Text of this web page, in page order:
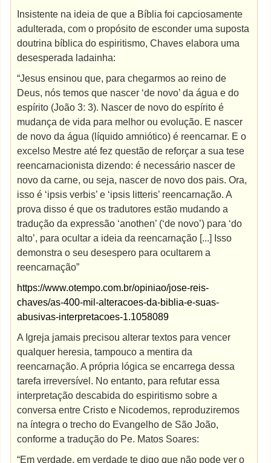
Insistente na ideia de que a Bíblia foi capciosamente
adulterada, com o propósito de esconder uma suposta
doutrina bíblica do espiritismo, Chaves elabora uma
desesperada ladainha:
“Jesus ensinou que, para chegarmos ao reino de
Deus, nós temos que nascer ‘de novo’ da água e do
espírito (João 3: 3). Nascer de novo do espírito é
mudança de vida para melhor ou evolução. E nascer
de novo da água (líquido amniótico) é reencarnar. E o
excelso Mestre até fez questão de reforçar a sua tese
reencarnacionista dizendo: é necessário nascer de
novo da carne, ou seja, nascer de novo dos pais. Ora,
isso é ‘ipsis verbis’ e ‘ipsis litteris’ reencarnação. A
prova disso é que os tradutores estão mudando a
tradução da expressão ‘anothen’ (‘de novo’) para ‘do
alto’, para ocultar a ideia da reencarnação [...] Isso
demonstra o seu desespero para ocultarem a
reencarnação”
https://www.otempo.com.br/opiniao/jose-reis-
chaves/as-400-mil-alteracoes-da-biblia-e-suas-
abusivas-interpretacoes-1.1058089
A Igreja jamais precisou alterar textos para vencer
qualquer heresia, tampouco a mentira da
reencarnação. A própria lógica se encarrega dessa
tarefa irreversível. No entanto, para refutar essa
interpretação descabida do espiritismo sobre a
conversa entre Cristo e Nicodemos, reproduziremos
na íntegra o trecho do Evangelho de São João,
conforme a tradução do Pe. Matos Soares:
“Em verdade, em verdade te digo que não pode ver o